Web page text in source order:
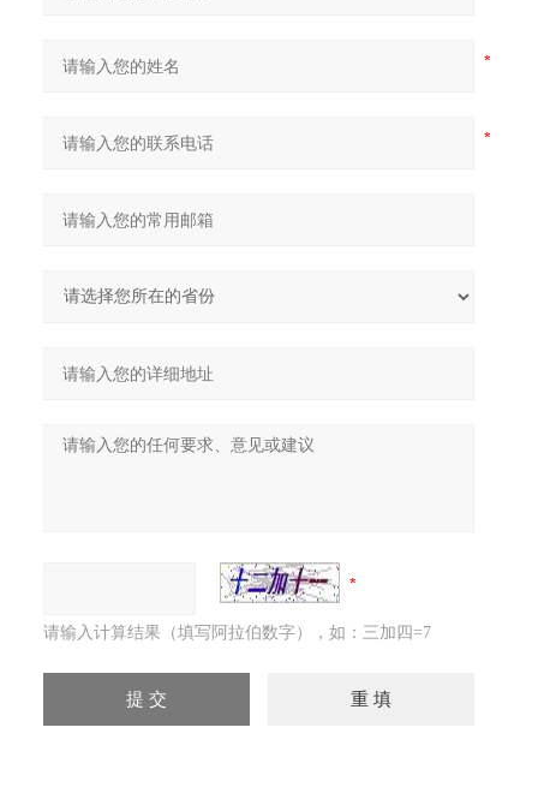
请输入计算结果（填写阿拉伯数字），如：三加四=7